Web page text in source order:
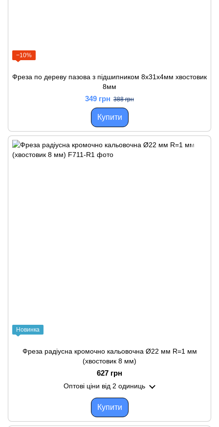
−10%
Фреза по дереву пазова з підшипником 8x31x4мм хвостовик
8мм
349 грн 388 грн
Купити
Новинка
Фреза радіусна кромочно кальовочна Ø22 мм R=1 мм
(хвостовик 8 мм)
627 грн
Оптові ціни від 2 одиниць
Купити